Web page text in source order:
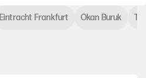
Eintracht Frankfurt Okan Buruk